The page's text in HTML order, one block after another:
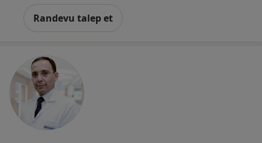
Randevu talep et